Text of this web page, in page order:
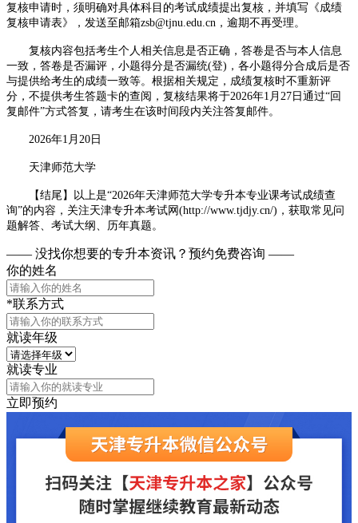
复核申请时，须明确对具体科目的考试成绩提出复核，并填写《成绩
复核申请表》，发送至邮箱zsb@tjnu.edu.cn，逾期不再受理。
复核内容包括考生个人相关信息是否正确，答卷是否与本人信息
一致，答卷是否漏评，小题得分是否漏统(登)，各小题得分合成后是否
与提供给考生的成绩一致等。根据相关规定，成绩复核时不重新评
分，不提供考生答题卡的查阅，复核结果将于2026年1月27日通过“回
复邮件”方式答复，请考生在该时间段内关注答复邮件。
2026年1月20日
天津师范大学
【结尾】以上是“2026年天津师范大学专升本专业课考试成绩查
询”的内容，关注天津专升本考试网(http://www.tjdjy.cn/)，获取常见问
题解答、考试大纲、历年真题。
—— 没找你想要的专升本资讯？ 预约免费咨询 ——
你的姓名
*联系方式
就读年级
就读专业
立即预约